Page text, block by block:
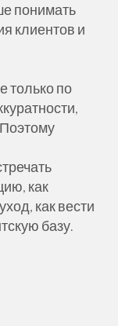
понимать
клиентов и
только по
как
как вести
базу.